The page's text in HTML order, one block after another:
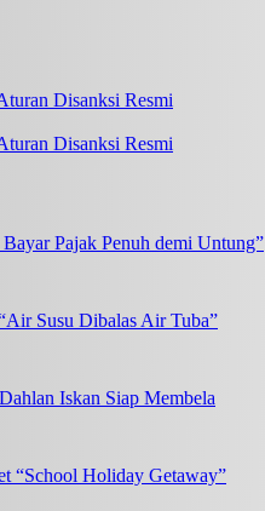
Disanksi Resmi
Pajak Penuh demi Untung”
Susu Dibalas Air Tuba”
Iskan Siap Membela
“School Holiday Getaway”